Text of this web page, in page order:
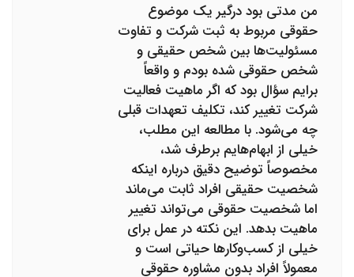
من مدتی بود درگیر یک موضوع
حقوقی مربوط به ثبت شرکت و تفاوت
مسئولیت‌ها بین شخص حقیقی و
شخص حقوقی شده بودم و واقعاً
برایم سؤال بود که اگر ماهیت فعالیت
شرکت تغییر کند، تکلیف تعهدات قبلی
چه می‌شود. با مطالعه این مطلب،
خیلی از ابهام‌هایم برطرف شد،
مخصوصاً توضیح دقیق درباره اینکه
شخصیت حقیقی افراد ثابت می‌ماند
اما شخصیت حقوقی می‌تواند تغییر
ماهیت بدهد. این نکته در عمل برای
خیلی از کسب‌وکارها حیاتی است و
معمولاً افراد بدون مشاوره حقوقی